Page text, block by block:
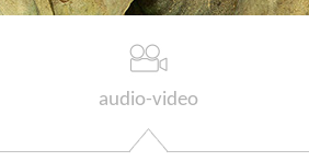
audio-video